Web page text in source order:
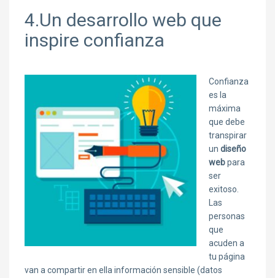
4.Un desarrollo web que
inspire confianza
Confianza
es la
máxima
que debe
transpirar
un diseño
webpara
ser
exitoso.
Las
personas
que
acuden a
tu página
van a compartir en ella información sensible (datos